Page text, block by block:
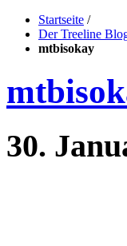
Startseite /
Der Treeline
mtbisokay
30.